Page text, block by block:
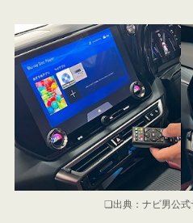
❏出典：ナビ男公式